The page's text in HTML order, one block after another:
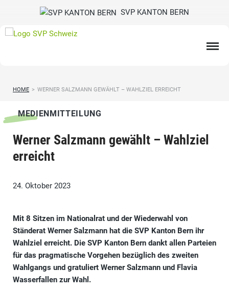
SVP KANTON BERN
HOME > WERNER SALZMANN GEWÄHLT – WAHLZIEL ERREICHT
MEDIENMITTEILUNG
Werner Salzmann gewählt – Wahlziel
erreicht
24. Oktober 2023
Mit 8 Sitzen im Nationalrat und der Wiederwahl von
Ständerat Werner Salzmann hat die SVP Kanton Bern ihr
Wahlziel erreicht. Die SVP Kanton Bern dankt allen Parteien
für das pragmatische Vorgehen bezüglich des zweiten
Wahlgangs und gratuliert Werner Salzmann und Flavia
Wasserfallen zur Wahl.